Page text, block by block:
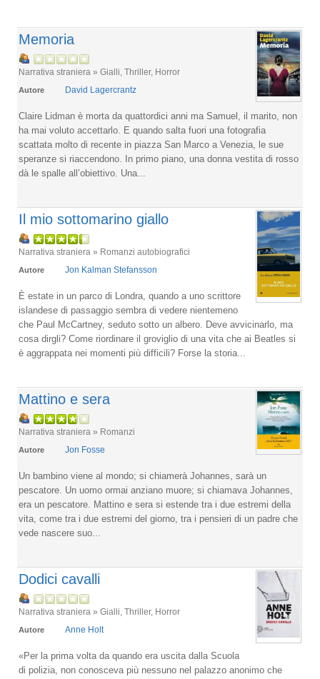
Memoria
Narrativa straniera » Gialli, Thriller, Horror
Autore David Lagercrantz
Claire Lidman è morta da quattordici anni ma Samuel, il marito, non
ha mai voluto accettarlo. E quando salta fuori una fotografia
scattata molto di recente in piazza San Marco a Venezia, le sue
speranze si riaccendono. In primo piano, una donna vestita di rosso
dà le spalle all’obiettivo. Una...
Il mio sottomarino giallo
Narrativa straniera » Romanzi autobiografici
Autore Jon Kalman Stefansson
È estate in un parco di Londra, quando a uno scrittore
islandese di passaggio sembra di vedere nientemeno
che Paul McCartney, seduto sotto un albero. Deve avvicinarlo, ma
cosa dirgli? Come riordinare il groviglio di una vita che ai Beatles si
è aggrappata nei momenti più difficili? Forse la storia...
Mattino e sera
Narrativa straniera » Romanzi
Autore Jon Fosse
Un bambino viene al mondo; si chiamerà Johannes, sarà un
pescatore. Un uomo ormai anziano muore; si chiamava Johannes,
era un pescatore. Mattino e sera si estende tra i due estremi della
vita, come tra i due estremi del giorno, tra i pensieri di un padre che
vede nascere suo...
Dodici cavalli
Narrativa straniera » Gialli, Thriller, Horror
Autore Anne Holt
«Per la prima volta da quando era uscita dalla Scuola
di polizia, non conosceva più nessuno nel palazzo anonimo che